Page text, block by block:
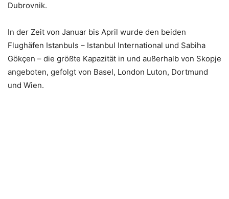
Dubrovnik.
In der Zeit von Januar bis April wurde den beiden
Flughäfen Istanbuls – Istanbul International und Sabiha
Gökçen – die größte Kapazität in und außerhalb von Skopje
angeboten, gefolgt von Basel, London Luton, Dortmund
und Wien.